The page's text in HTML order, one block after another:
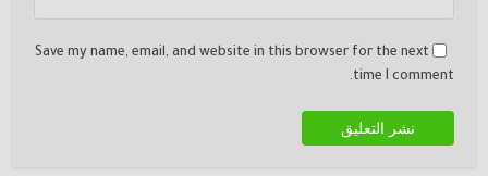
Save my name, email, and website in this browser for the next
time I comment.